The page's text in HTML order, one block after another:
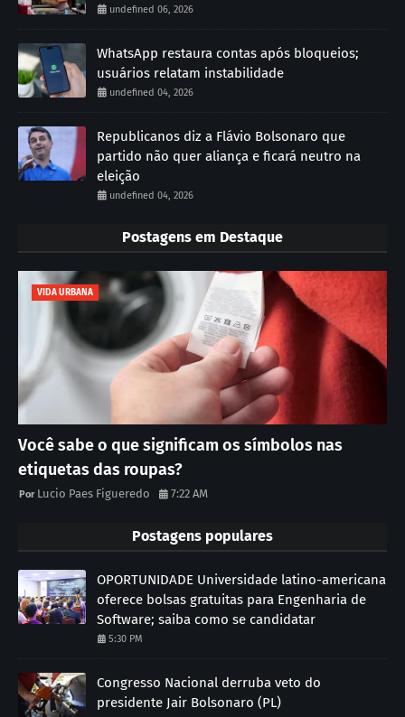
undefined 06, 2026
WhatsApp restaura contas após bloqueios;
usuários relatam instabilidade
undefined 04, 2026
Republicanos diz a Flávio Bolsonaro que
partido não quer aliança e ficará neutro na
eleição
undefined 04, 2026
Postagens em Destaque
VIDA URBANA
Você sabe o que significam os símbolos nas
etiquetas das roupas?
Lucio Paes Figueredo 7:22 AM
Postagens populares
OPORTUNIDADE Universidade latino-americana
oferece bolsas gratuitas para Engenharia de
Software; saiba como se candidatar
5:30 PM
Congresso Nacional derruba veto do
presidente Jair Bolsonaro (PL)